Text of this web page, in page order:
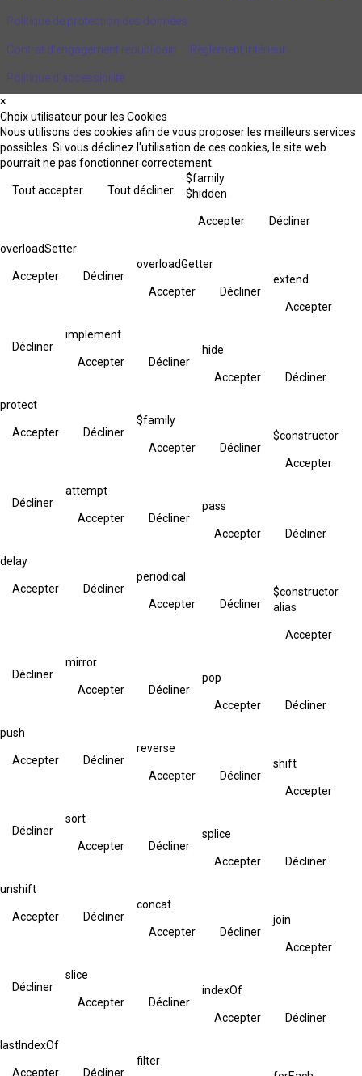
Politique de protection des données
Contrat d'engagement républicain Règlement intérieur
Politique d’accessibilité
×
Choix utilisateur pour les Cookies
Nous utilisons des cookies afin de vous proposer les meilleurs services
possibles. Si vous déclinez l'utilisation de ces cookies, le site web
pourrait ne pas fonctionner correctement.
Tout accepter Tout décliner
$family
$hidden
Accepter Décliner
overloadSetter
Accepter Décliner
overloadGetter
Accepter Décliner
extend
Accepter
Décliner
implement
Accepter Décliner
hide
Accepter Décliner
protect
Accepter Décliner
$family
Accepter Décliner
$constructor
Accepter
Décliner
attempt
Accepter Décliner
pass
Accepter Décliner
delay
Accepter Décliner
periodical
Accepter Décliner
$constructor
alias
Accepter
Décliner
mirror
Accepter Décliner
pop
Accepter Décliner
push
Accepter Décliner
reverse
Accepter Décliner
shift
Accepter
Décliner
sort
Accepter Décliner
splice
Accepter Décliner
unshift
Accepter Décliner
concat
Accepter Décliner
join
Accepter
Décliner
slice
Accepter Décliner
indexOf
Accepter Décliner
lastIndexOf
Accepter Décliner
filter